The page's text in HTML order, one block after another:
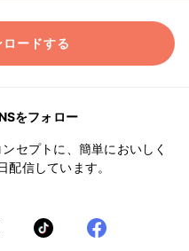
ードする
をフォロー
セプトに、簡単においしく
配信しています。